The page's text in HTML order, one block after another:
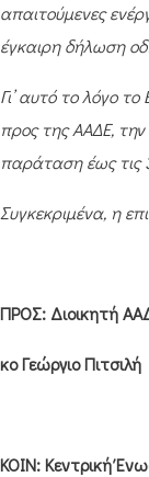
απαιτούμενες
έγκαιρη δήλωση
Γι’ αυτό το λόγο
προς της ΑΑΔΕ, την
παράταση έως τις
Συγκεκριμένα, η
ΠΡΟΣ: Διοικητή
κο Γεώργιο Πιτσιλή
ΚΟΙΝ: Κεντρική